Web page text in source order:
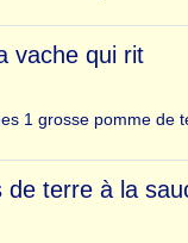
vache qui rit
1 grosse pomme
terre à la